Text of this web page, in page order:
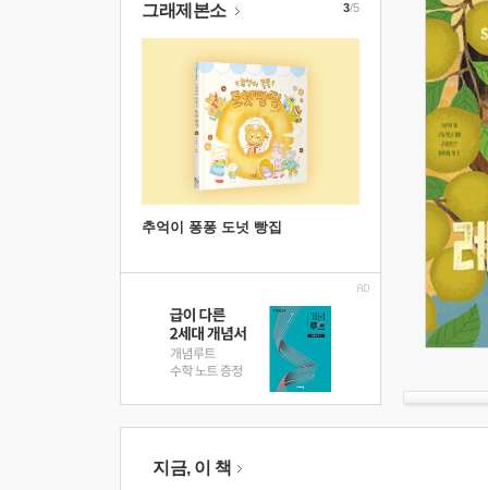
그래제본소
추억이 퐁퐁 도넛 빵집
3/5
지금, 이 책